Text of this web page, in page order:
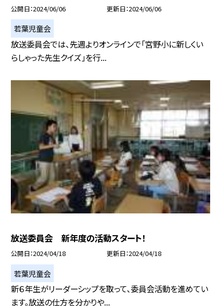
公開日 2024/06/06 更新日 2024/06/06
若葉児童会
放送委員会では、先週よりオンラインで「宮野小に新しくい
らしゃった先生クイズ」を行...
放送委員会 新年度の活動スタート！
公開日 2024/04/18 更新日 2024/04/18
若葉児童会
新６年生がリーダーシップを取って、委員会活動を進めてい
ます。放送の仕方を分かりや...